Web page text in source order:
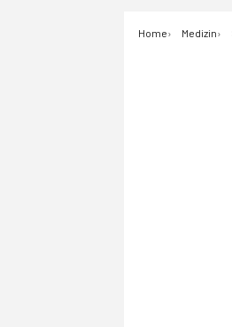
Home Medizin